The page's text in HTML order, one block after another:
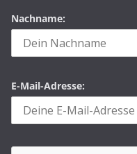
Nachname:
E-Mail-Adresse: